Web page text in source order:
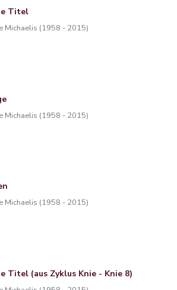
Titel
Michaelis (1958 - 2015)
Michaelis (1958 - 2015)
Michaelis (1958 - 2015)
Titel (aus Zyklus Knie - Knie 8)